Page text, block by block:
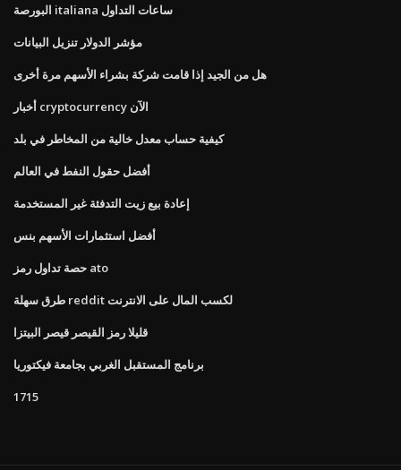
البورصة italiana ساعات التداول
مؤشر الدولار تنزيل البيانات
هل من الجيد إذا قامت شركة بشراء الأسهم مرة أخرى
أخبار cryptocurrency الآن
كيفية حساب معدل خالية من المخاطر في بلد
أفضل حقول النفط في العالم
إعادة بيع زيت التدفئة غير المستخدمة
أفضل استثمارات الأسهم بنس
حصة تداول رمز ato
طرق سهلة reddit لكسب المال على الانترنت
قليلا رمز القيصر قيصر البيتزا
برنامج المستقبل الغربي بجامعة فيكتوريا
1715